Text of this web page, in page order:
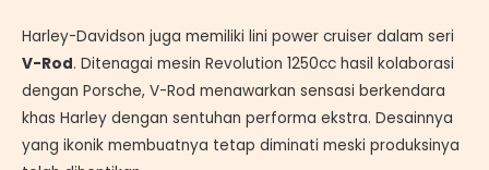
Harley-Davidson juga memiliki lini power cruiser dalam seri
V-Rod. Ditenagai mesin Revolution 1250cc hasil kolaborasi
dengan Porsche, V-Rod menawarkan sensasi berkendara
khas Harley dengan sentuhan performa ekstra. Desainnya
yang ikonik membuatnya tetap diminati meski produksinya